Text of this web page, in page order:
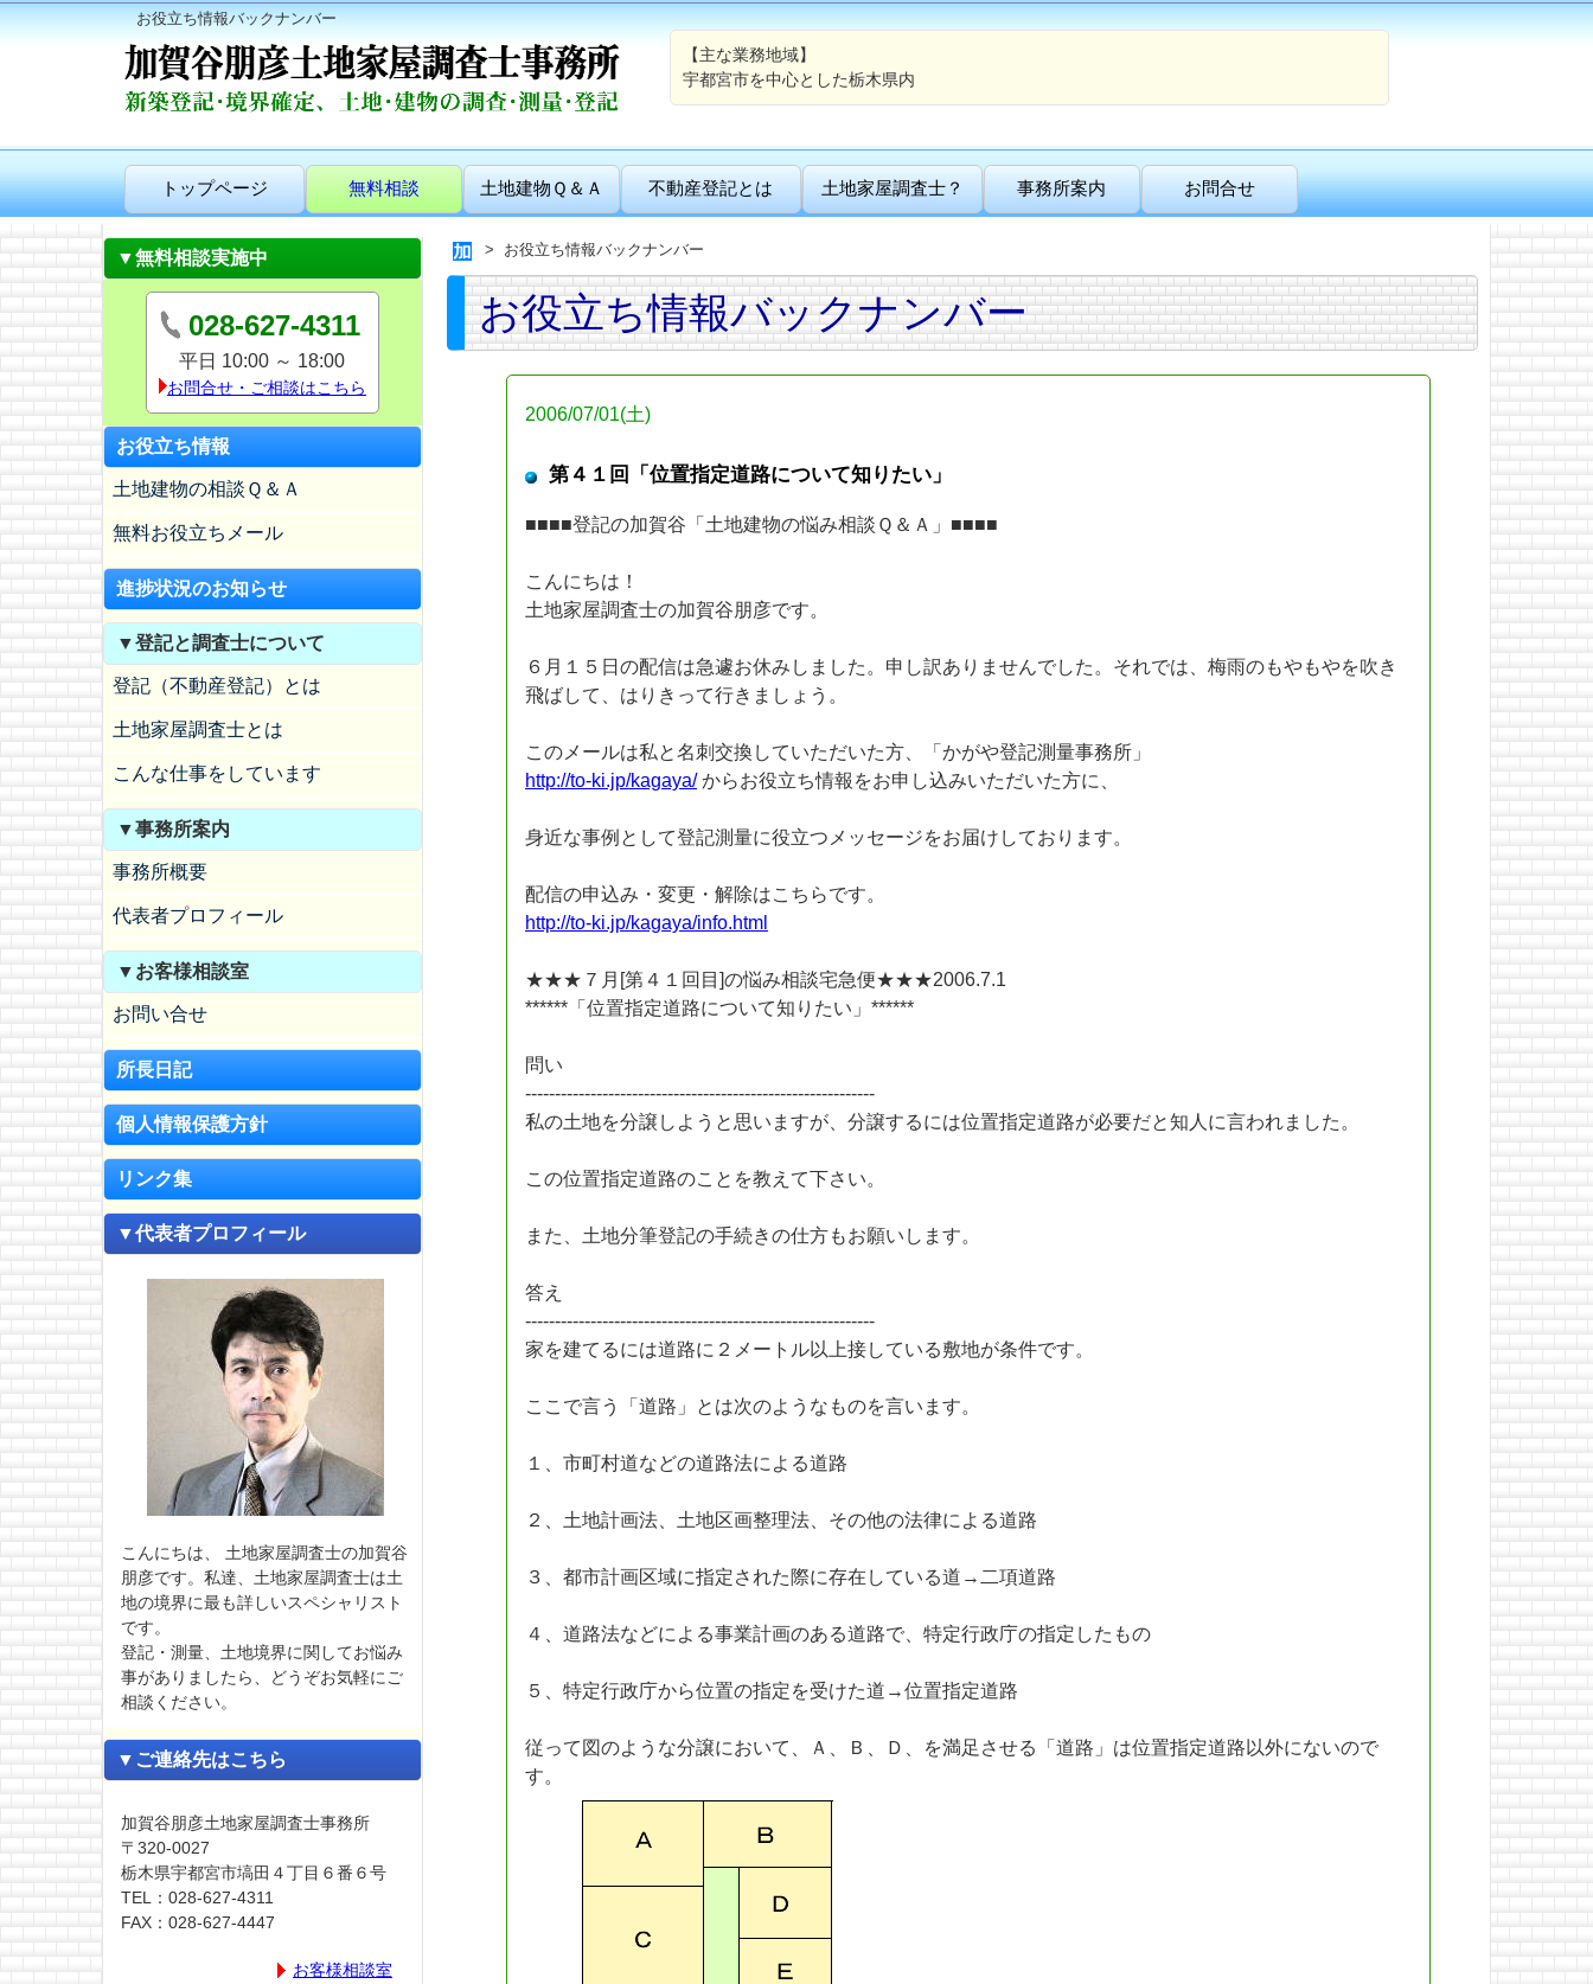
お役立ち情報バックナンバー
【主な業務地域】
宇都宮市を中心とした栃木県内
トップページ 無料相談 土地建物Ｑ＆Ａ 不動産登記とは 土地家屋調査士？ 事務所案内 お問合せ
▼無料相談実施中
028-627-4311
平日 10:00 ～ 18:00
お問合せ・ご相談はこちら
お役立ち情報
土地建物の相談Ｑ＆Ａ
無料お役立ちメール
進捗状況のお知らせ
▼登記と調査士について
登記（不動産登記）とは
土地家屋調査士とは
こんな仕事をしています
▼事務所案内
事務所概要
代表者プロフィール
▼お客様相談室
お問い合せ
所長日記
個人情報保護方針
リンク集
▼代表者プロフィール
こんにちは、 土地家屋調査士の加賀谷
朋彦です。私達、土地家屋調査士は土
地の境界に最も詳しいスペシャリスト
です。
登記・測量、土地境界に関してお悩み
事がありましたら、どうぞお気軽にご
相談ください。
▼ご連絡先はこちら
加賀谷朋彦土地家屋調査士事務所
〒320-0027
栃木県宇都宮市塙田４丁目６番６号
TEL：028-627-4311
FAX：028-627-4447
お客様相談室
お役立ち情報バックナンバー
お役立ち情報バックナンバー
2006/07/01(土)
第４１回「位置指定道路について知りたい」
■■■■登記の加賀谷「土地建物の悩み相談Ｑ＆Ａ」■■■■
こんにちは！
土地家屋調査士の加賀谷朋彦です。
６月１５日の配信は急遽お休みしました。申し訳ありませんでした。それでは、梅雨のもやもやを吹き
飛ばして、はりきって行きましょう。
このメールは私と名刺交換していただいた方、「かがや登記測量事務所」
http://to-ki.jp/kagaya/からお役立ち情報をお申し込みいただいた方に、
身近な事例として登記測量に役立つメッセージをお届けしております。
配信の申込み・変更・解除はこちらです。
http://to-ki.jp/kagaya/info.html
★★★７月[第４１回目]の悩み相談宅急便★★★2006.7.1
******「位置指定道路について知りたい」******
問い
-----------------------------------------------------------
私の土地を分譲しようと思いますが、分譲するには位置指定道路が必要だと知人に言われました。
この位置指定道路のことを教えて下さい。
また、土地分筆登記の手続きの仕方もお願いします。
答え
-----------------------------------------------------------
家を建てるには道路に２メートル以上接している敷地が条件です。
ここで言う「道路」とは次のようなものを言います。
１、市町村道などの道路法による道路
２、土地計画法、土地区画整理法、その他の法律による道路
３、都市計画区域に指定された際に存在している道→二項道路
４、道路法などによる事業計画のある道路で、特定行政庁の指定したもの
５、特定行政庁から位置の指定を受けた道→位置指定道路
従って図のような分譲において、Ａ、Ｂ、Ｄ、を満足させる「道路」は位置指定道路以外にないので
す。